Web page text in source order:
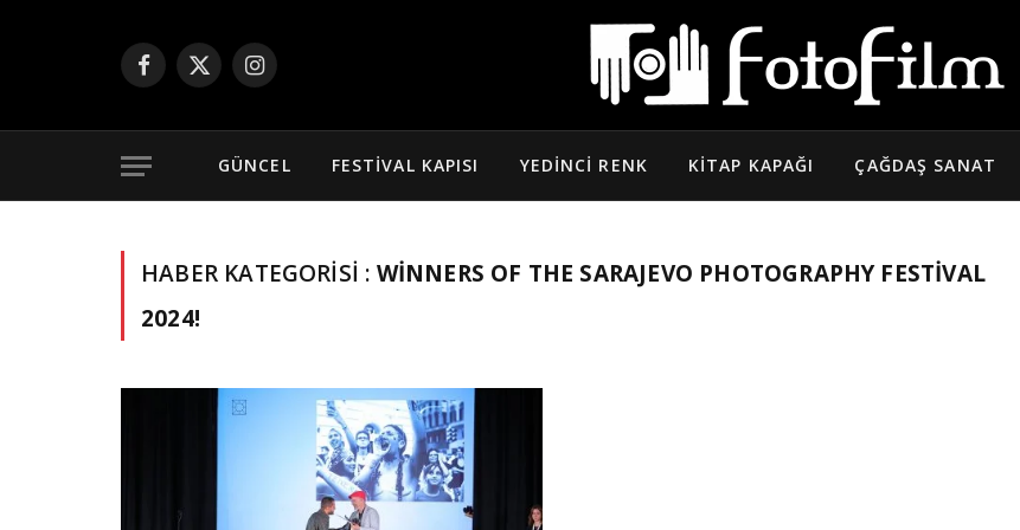
Facebook
X
Instagram
GÜNCEL FESTIVAL KAPISI YEDINCI RENK KITAP KAPAĞI ÇAĞDAŞ SANAT
HABER KATEGORISI : WINNERS OF THE SARAJEVO PHOTOGRAPHY FESTIVAL
2024!